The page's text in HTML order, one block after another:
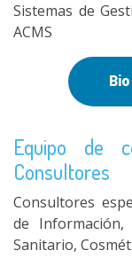
Sistemas de
ACMS
Bio
Equipo de
Consultores
Consultores
de Información,
Sanitario,